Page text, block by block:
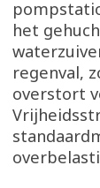
het
regenval,
overstort